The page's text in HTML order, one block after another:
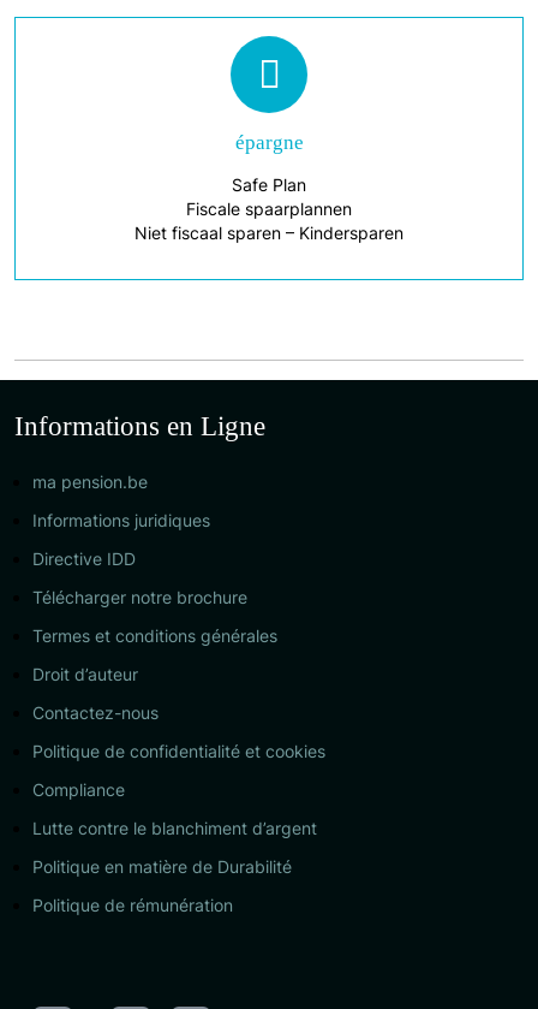
épargne
Safe Plan
Fiscale spaarplannen
Niet fiscaal sparen – Kindersparen
Informations en Ligne
ma pension.be
Informations juridiques
Directive IDD
Télécharger notre brochure
Termes et conditions générales
Droit d’auteur
Contactez-nous
Politique de confidentialité et cookies
Compliance
Lutte contre le blanchiment d’argent
Politique en matière de Durabilité
Politique de rémunération